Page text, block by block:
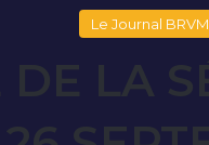
Le Journal BRVM